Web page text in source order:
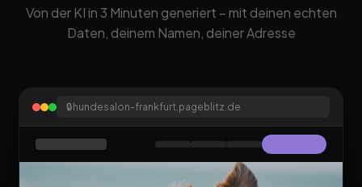
Von der KI in 3 Minuten generiert – mit deinen echten
Daten, deinem Namen, deiner Adresse
🔒 hundesalon-frankfurt.pageblitz.de